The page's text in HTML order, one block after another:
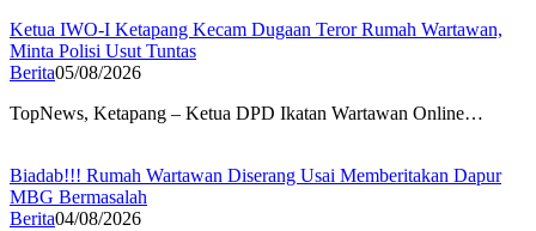
Ketua IWO-I Ketapang Kecam Dugaan Teror Rumah Wartawan,
Minta Polisi Usut Tuntas
Berita05/08/2026
TopNews, Ketapang – Ketua DPD Ikatan Wartawan Online…
Biadab!!! Rumah Wartawan Diserang Usai Memberitakan Dapur
MBG Bermasalah
Berita04/08/2026